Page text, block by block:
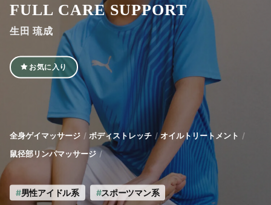
FULL CARE SUPPORT
生田 琉成
お気に入り
全身ゲイマッサージ ボディストレッチ
オイルトリートメント
鼠径部リンパマッサージ
男性アイドル系
スポーツマン系